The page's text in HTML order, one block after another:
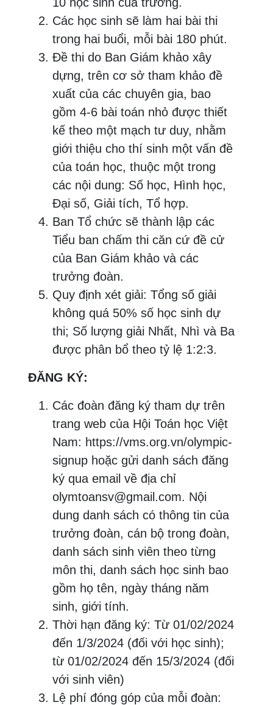
Các học sinh sẽ làm hai bài thi
trong hai buổi, mỗi bài 180 phút.
Đề thi do Ban Giám khảo xây
dựng, trên cơ sở tham khảo đề
xuất của các chuyên gia, bao
gồm 4-6 bài toán nhỏ được thiết
kế theo một mạch tư duy, nhằm
giới thiệu cho thí sinh một vấn đề
của toán học, thuộc một trong
các nội dung: Số học, Hình học,
Đại số, Giải tích, Tổ hợp.
Ban Tổ chức sẽ thành lập các
Tiểu ban chấm thi căn cứ đề cử
của Ban Giám khảo và các
trưởng đoàn.
Quy định xét giải: Tổng số giải
không quá 50% số học sinh dự
thi; Số lượng giải Nhất, Nhì và Ba
được phân bổ theo tỷ lệ 1:2:3.
ĐĂNG KÝ:
Các đoàn đăng ký tham dự trên
trang web của Hội Toán học Việt
Nam: https://vms.org.vn/olympic-
signup hoặc gửi danh sách đăng
ký qua email về địa chỉ
olymtoansv@gmail.com. Nội
dung danh sách có thông tin của
trưởng đoàn, cán bộ trong đoàn,
danh sách sinh viên theo từng
môn thi, danh sách học sinh bao
gồm họ tên, ngày tháng năm
sinh, giới tính.
Thời hạn đăng ký: Từ 01/02/2024
đến 1/3/2024 (đối với học sinh);
từ 01/02/2024 đến 15/3/2024 (đối
với sinh viên)
Lệ phí đóng góp của mỗi đoàn: